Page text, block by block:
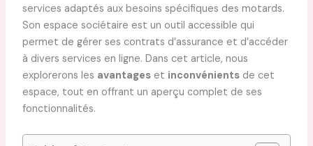
services adaptés aux besoins spécifiques des motards.
Son espace sociétaire est un outil accessible qui
permet de gérer ses contrats d’assurance et d’accéder
à divers services en ligne. Dans cet article, nous
explorerons les avantageset inconvénientsde cet
espace, tout en offrant un aperçu complet de ses
fonctionnalités.